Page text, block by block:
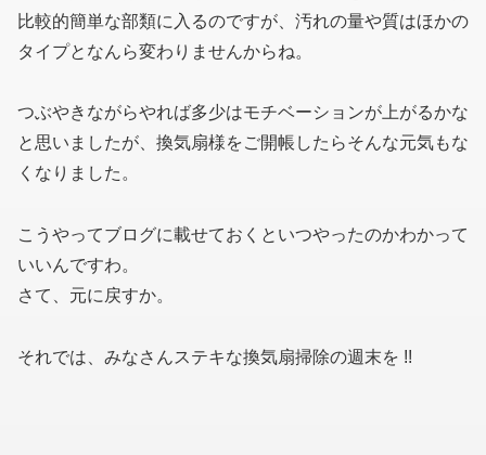
比較的簡単な部類に入るのですが、汚れの量や質はほかの
タイプとなんら変わりませんからね。
つぶやきながらやれば多少はモチベーションが上がるかな
と思いましたが、換気扇様をご開帳したらそんな元気もな
くなりました。
こうやってブログに載せておくといつやったのかわかって
いいんですわ。
さて、元に戻すか。
それでは、みなさんステキな換気扇掃除の週末を !!